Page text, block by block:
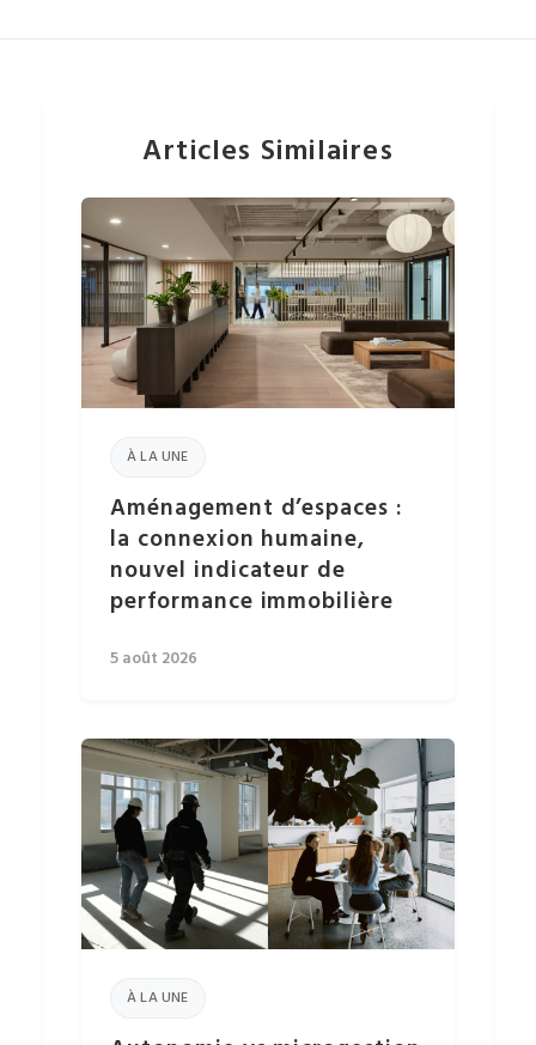
Articles Similaires
À LA UNE
Aménagement d’espaces :
la connexion humaine,
nouvel indicateur de
performance immobilière
5 août 2026
À LA UNE